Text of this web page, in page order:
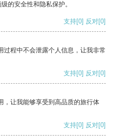
的安全性和隐私保护。
支持[0] 反对[0]
过程中不会泄露个人信息，让我非常
支持[0] 反对[0]
，让我能够享受到高品质的旅行体
支持[0] 反对[0]